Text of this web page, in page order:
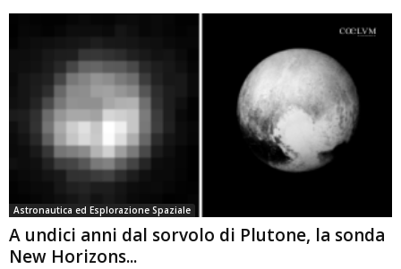
Astronautica ed Esplorazione Spaziale
A undici anni dal sorvolo di Plutone, la sonda
New Horizons...